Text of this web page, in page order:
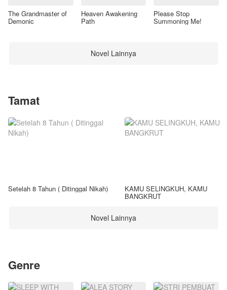
The Grandmaster of
Demonic
Heaven Awakening
Path
Please Stop
Summoning Me!
Novel Lainnya
Tamat
Setelah 8 Tahun ( Ditinggal Nikah) KAMU SELINGKUH, KAMU
BANGKRUT
Novel Lainnya
Genre